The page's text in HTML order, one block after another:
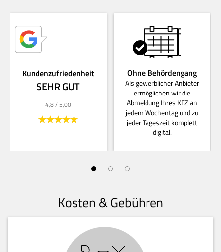
Kundenzufriedenheit
SEHR GUT
4,8/ 5,00
Ohne Behördengang
Als gewerblicher Anbieter
ermöglichen wir die
Abmeldung Ihres KFZ an
jedem Wochentag und zu
jeder Tageszeit komplett
digital.
Kosten & Gebühren